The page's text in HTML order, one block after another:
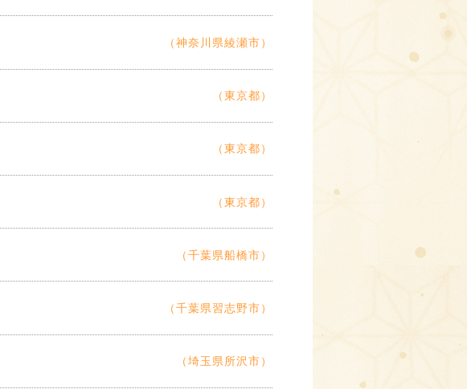
（神奈川県綾瀬市）
（東京都）
（東京都）
（東京都）
（千葉県船橋市）
（千葉県習志野市）
（埼玉県所沢市）